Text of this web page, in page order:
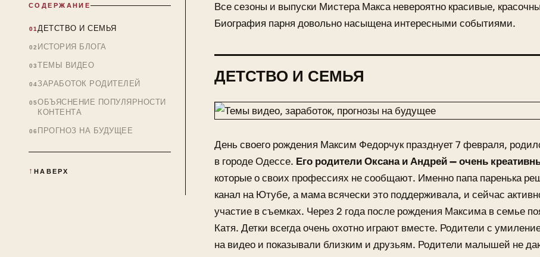
СОДЕРЖАНИЕ
ДЕТСТВО И СЕМЬЯ
ИСТОРИЯ БЛОГА
ТЕМЫ ВИДЕО
ЗАРАБОТОК РОДИТЕЛЕЙ
ОБЪЯСНЕНИЕ ПОПУЛЯРНОСТИ
КОНТЕНТА
ПРОГНОЗ НА БУДУЩЕЕ
НАВЕРХ
Все сезоны и выпуски Мистера Макса невероятно красивые,
Биография парня довольно насыщена интересными событиями.
ДЕТСТВО И СЕМЬЯ
День своего рождения Максим Федорчук празднует 7 февраля,
в городе Одессе. Его родители Оксана и Андрей — очень
которые о своих профессиях не сообщают. Именно папа паренька
канал на Ютубе, а мама всячески это поддерживала, и сейчас
участие в съемках. Через 2 года после рождения Максима в семье
Катя. Детки всегда очень охотно играют вместе. Родители с
на видео и показывали близким и друзьям. Родители малышей не